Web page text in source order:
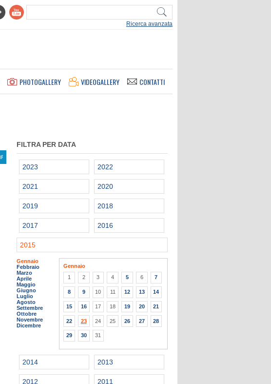
Ricerca avanzata
PHOTOGALLERY VIDEOGALLERY CONTATTI
FILTRA PER DATA
2023 2022
2021 2020
2019 2018
2017 2016
2015
Gennaio
Febbraio
Marzo
Aprile
Maggio
Giugno
Luglio
Agosto
Settembre
Ottobre
Novembre
Dicembre
Gennaio
1
2 3 4 5 6 7
8 9 10 11 12 13 14
15 16 17 18 19 20 21
22 23 24 25 26 27 28
29 30 31
2014 2013
2012 2011